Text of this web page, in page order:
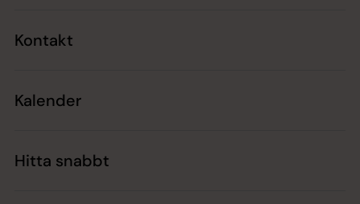
Kontakt
Kalender
Hitta snabbt